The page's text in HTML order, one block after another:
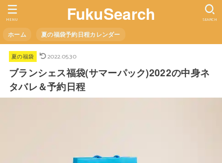
FukuSearch
ホーム 夏の福袋予約日程カレンダー
SEARCH
MENU
夏の福袋 2022.05.30
ブランシェス福袋(サマーパック)2022の中身ネ
タバレ＆予約日程